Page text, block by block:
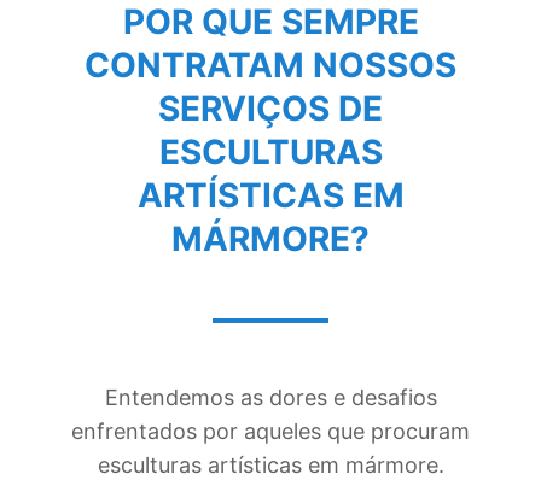
POR QUE SEMPRE
CONTRATAM NOSSOS
SERVIÇOS DE
ESCULTURAS
ARTÍSTICAS EM
MÁRMORE?
Entendemos as dores e desafios
enfrentados por aqueles que procuram
esculturas artísticas em mármore.